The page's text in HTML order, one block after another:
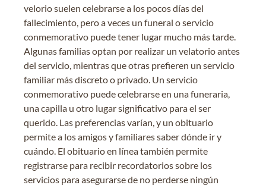
velorio suelen celebrarse a los pocos días del
fallecimiento, pero a veces un funeral o servicio
conmemorativo puede tener lugar mucho más tarde.
Algunas familias optan por realizar un velatorio antes
del servicio, mientras que otras prefieren un servicio
familiar más discreto o privado. Un servicio
conmemorativo puede celebrarse en una funeraria,
una capilla u otro lugar significativo para el ser
querido. Las preferencias varían, y un obituario
permite a los amigos y familiares saber dónde ir y
cuándo. El obituario en línea también permite
registrarse para recibir recordatorios sobre los
servicios para asegurarse de no perderse ningún